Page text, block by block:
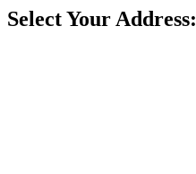
Select Your Address: